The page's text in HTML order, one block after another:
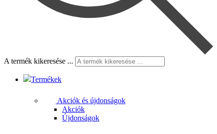
A termék kikeresése ...
Termékek
Akciók és újdonságok
Akciók
Újdonságok